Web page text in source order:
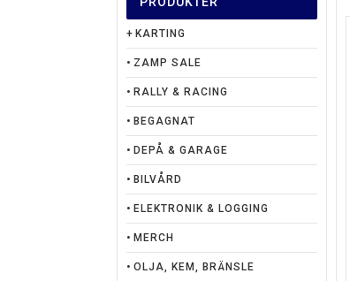
KARTING
ZAMP SALE
RALLY & RACING
BEGAGNAT
DEPÅ & GARAGE
BILVÅRD
ELEKTRONIK & LOGGING
MERCH
OLJA, KEM, BRÄNSLE